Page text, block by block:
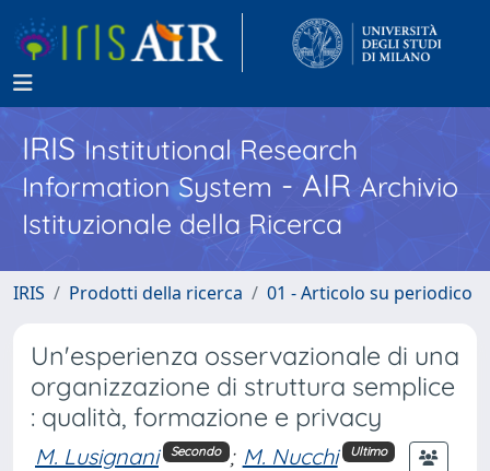
IRISInstitutional Research
Information System - AIR Archivio
Istituzionale della Ricerca
IRIS Prodotti della ricerca 01 - Articolo su periodico
Un'esperienza osservazionale di una
organizzazione di struttura semplice
: qualità, formazione e privacy
M. Lusignani Secondo ; M. Nucchi Ultimo